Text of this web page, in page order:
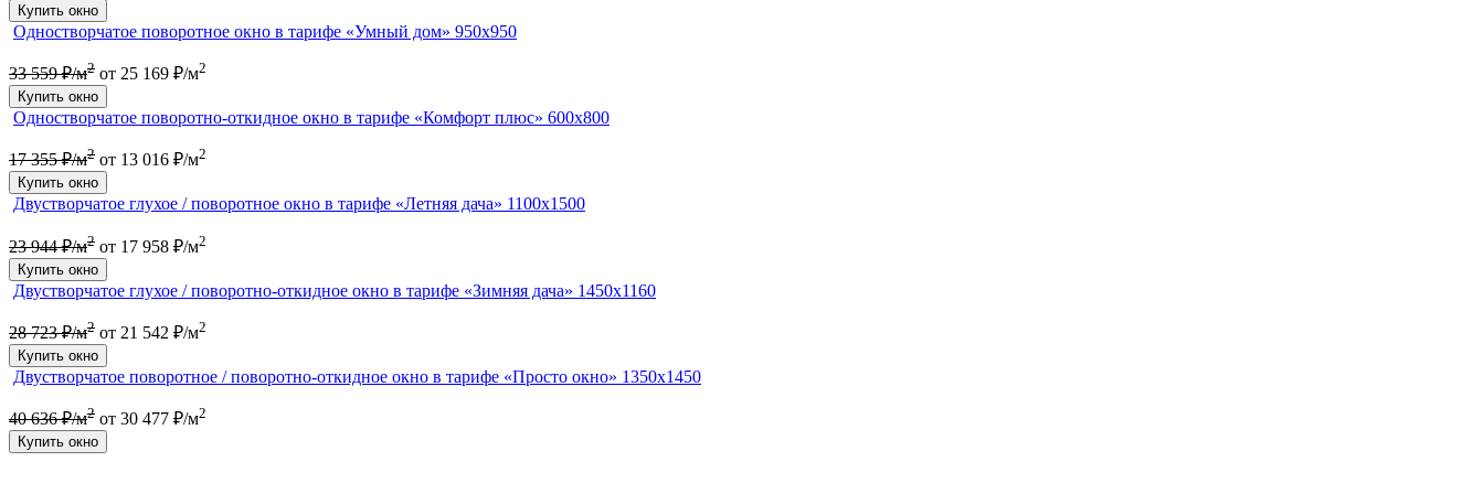
Купить окно
Одностворчатое поворотное окно в тарифе «Умный дом» 950х950
33 559 ₽/м2 от 25 169 ₽/м2
Купить окно
Одностворчатое поворотно-откидное окно в тарифе «Комфорт плюс» 600х800
17 355 ₽/м2 от 13 016 ₽/м2
Купить окно
Двустворчатое глухое / поворотное окно в тарифе «Летняя дача» 1100х1500
23 944 ₽/м2 от 17 958 ₽/м2
Купить окно
Двустворчатое глухое / поворотно-откидное окно в тарифе «Зимняя дача» 1450х1160
28 723 ₽/м2 от 21 542 ₽/м2
Купить окно
Двустворчатое поворотное / поворотно-откидное окно в тарифе «Просто окно» 1350х1450
40 636 ₽/м2 от 30 477 ₽/м2
Купить окно